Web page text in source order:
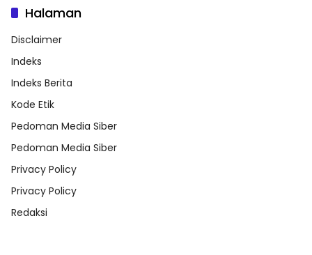
Halaman
Disclaimer
Indeks
Indeks Berita
Kode Etik
Pedoman Media Siber
Pedoman Media Siber
Privacy Policy
Privacy Policy
Redaksi